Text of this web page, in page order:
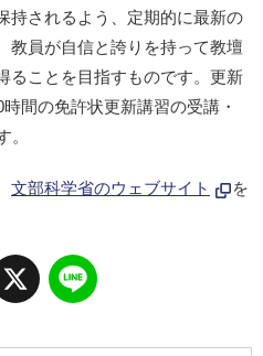
持されるよう、定期的に最新の
教員が自信と誇りを持って教壇
ることを目指すものです。更新
間の免許状更新講習の受講・
。
文部科学省のウェブサイト
を
X